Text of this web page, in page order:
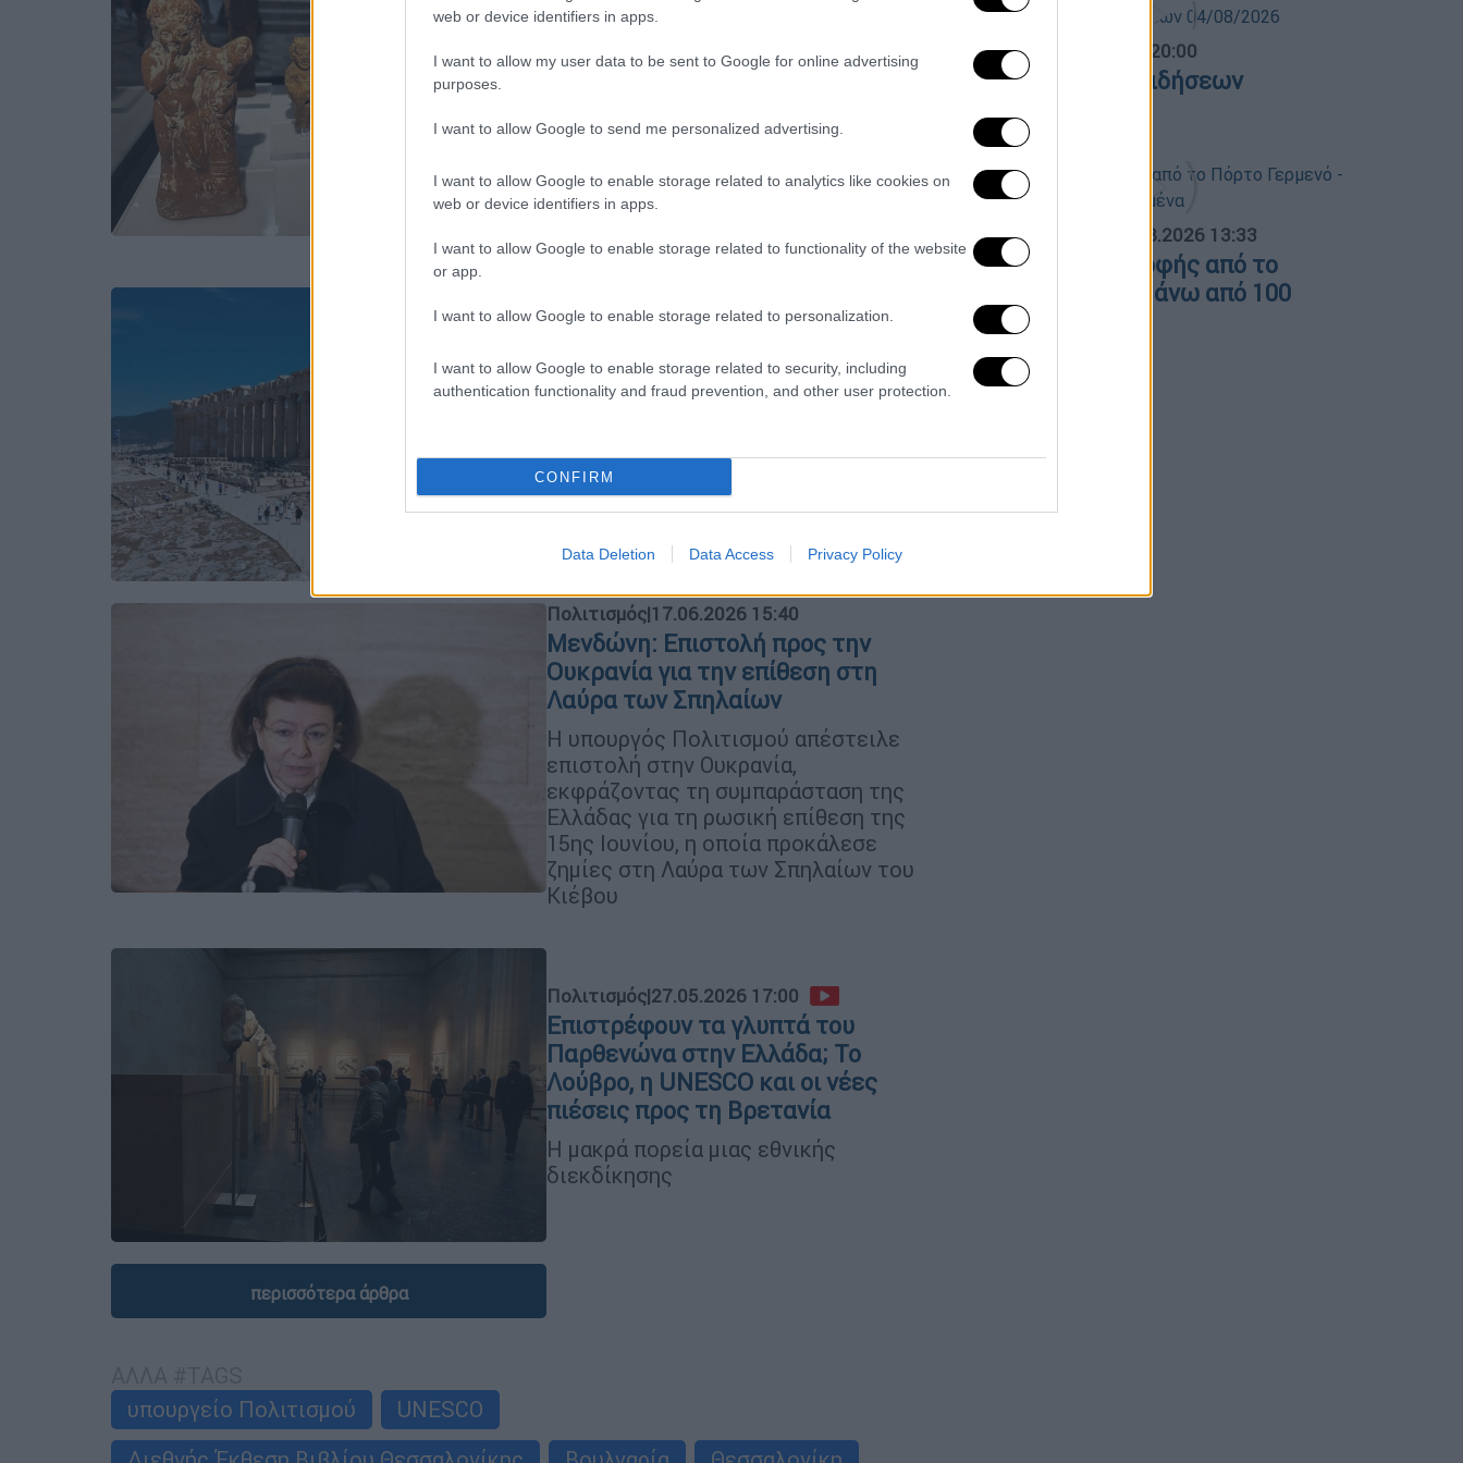
web or device identifiers in apps.
I want to allow my user data to be sent to Google for online advertising
purposes.
I want to allow Google to send me personalized advertising.
I want to allow Google to enable storage related to analytics like cookies on
web or device identifiers in apps.
I want to allow Google to enable storage related to functionality of the website
or app.
I want to allow Google to enable storage related to personalization.
I want to allow Google to enable storage related to security, including
authentication functionality and fraud prevention, and other user protection.
CONFIRM
Data Deletion Data Access Privacy Policy
αιγυπτιακών αρχαιοτήτων είναι
Η υπουργός Πολιτισμού Λίνα
της Αραβικής Δημοκρατίας της
Youssef, έξι ειδώλια αιγυπτιακού
πολιτισμού, τα οποία είχαν
Ελλάδα|18.06.2026 13:26
το δυτικό αέτωμα του Παρθενώνα
μετά από 220 χρόνια
χρόνια, η δυτική όψη του Παρθενώνα
αποδίδεται από το υπουργείο
Πολιτισμού στην πληρέστερη δυνατή
Πολιτισμός|17.06.2026 15:40
Μενδώνη: Επιστολή προς την
Ουκρανία για την επίθεση στη
Λαύρα των Σπηλαίων
Η υπουργός Πολιτισμού απέστειλε
επιστολή στην Ουκρανία,
εκφράζοντας τη συμπαράσταση της
Ελλάδας για τη ρωσική επίθεση της
15ης Ιουνίου, η οποία προκάλεσε
ζημίες στη Λαύρα των Σπηλαίων του
Κιέβου
Πολιτισμός|27.05.2026 17:00
Επιστρέφουν τα γλυπτά του
Παρθενώνα στην Ελλάδα; Το
Λούβρο, η UNESCO και οι νέες
πιέσεις προς τη Βρετανία
Η μακρά πορεία μιας εθνικής
διεκδίκησης
περισσότερα άρθρα
υπουργείο Πολιτισμού
UNESCO
Κεντρικό... 04.08.2026 20:00
Κεντρικό δελτίο ειδήσεων
ΑΠΟΣΠΑΣΜΑΤΑ... 04.08.2026 13:33
Εικόνες καταστροφής από το
Πόρτο Γερμενό - Πάνω από 100
σπίτια καμένα